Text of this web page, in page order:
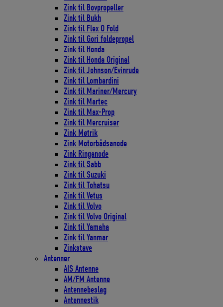
Zink til Bovpropeller
Zink til Bukh
Zink til Flex O Fold
Zink til Gori foldepropel
Zink til Honda
Zink til Honda Original
Zink til Johnson/Evinrude
Zink til Lombardini
Zink til Mariner/Mercury
Zink til Martec
Zink til Max-Prop
Zink til Mercruiser
Zink Møtrik
Zink Motorbådsanode
Zink Ringanode
Zink til Sabb
Zink til Suzuki
Zink til Tohatsu
Zink til Vetus
Zink til Volvo
Zink til Volvo Original
Zink til Yamaha
Zink til Yanmar
Zinkstave
Antenner
AIS Antenne
AM/FM Antenne
Antennebeslag
Antennestik